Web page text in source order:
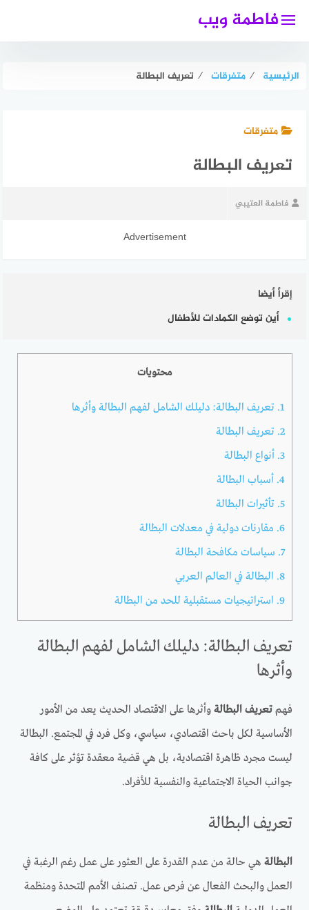
فاطمة ويب
الرئيسية ⁄ متفرقات ⁄ تعريف البطالة
متفرقات
تعريف البطالة
فاطمة العتيبي
Advertisement
إقرأ أيضا
أين توضع الكمادات للأطفال
محتويات
1. تعريف البطالة: دليلك الشامل لفهم البطالة وأثرها
2. تعريف البطالة
3. أنواع البطالة
4. أسباب البطالة
5. تأثيرات البطالة
6. مقارنات دولية في معدلات البطالة
7. سياسات مكافحة البطالة
8. البطالة في العالم العربي
9. استراتيجيات مستقبلية للحد من البطالة
تعريف البطالة: دليلك الشامل لفهم البطالة
وأثرها
فهمتعريف البطالة وأثرها على الاقتصاد الحديث يعد من الأمور
الأساسية لكل باحث اقتصادي، سياسي، وكل فرد في المجتمع. البطالة
ليست مجرد ظاهرة اقتصادية، بل هي قضية معقدة تؤثر على كافة
جوانب الحياة الاجتماعية والنفسية للأفراد.
تعريف البطالة
البطالة هي حالة من عدم القدرة على العثور على عمل رغم الرغبة في
العمل والبحث الفعال عن فرص عمل. تصنف الأمم المتحدة ومنظمة